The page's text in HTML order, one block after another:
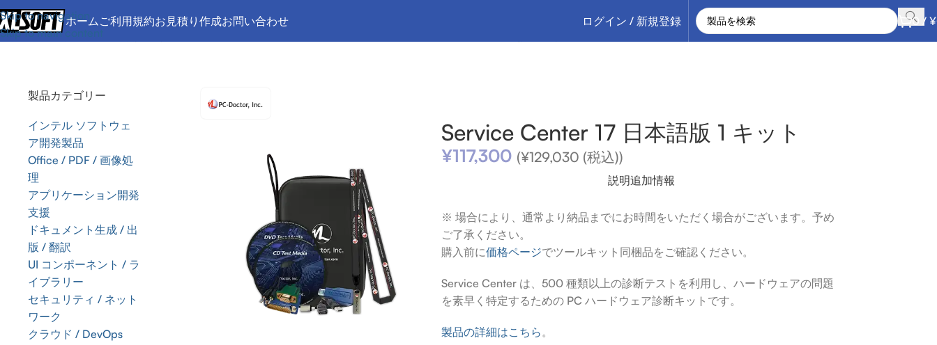
Skip to navigation
Skip to main content
ホーム ご利用規約お見積り作成お問い合わせ ログイン / 新規登録 0 / ¥
ホーム/アプリケーション開発支援
製品カテゴリー
インテル ソフトウェ
ア開発製品
Office / PDF / 画像処
理
アプリケーション開発
支援
ドキュメント生成 / 出
版 / 翻訳
UI コンポーネント / ラ
イブラリー
セキュリティ / ネット
ワーク
クラウド / DevOps
Service Center 17 日本語版 1 キット
¥117,300 (¥129,030 (税込))
説明追加情報
※ 場合により、通常より納品までにお時間をいただく場合がございます。予め
ご了承ください。
購入前に価格ページでツールキット同梱品をご確認ください。
Service Center は、500 種類以上の診断テストを利用し、ハードウェアの問題
を素早く特定するための PC ハードウェア診断キットです。
製品の詳細はこちら 。